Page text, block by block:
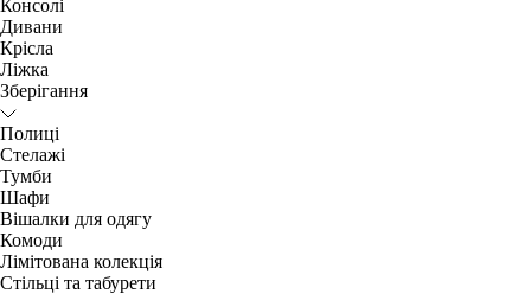
Консолі
Дивани
Крісла
Ліжка
Зберігання
Полиці
Стелажі
Тумби
Шафи
Вішалки для одягу
Комоди
Лімітована колекція
Стільці та табурети